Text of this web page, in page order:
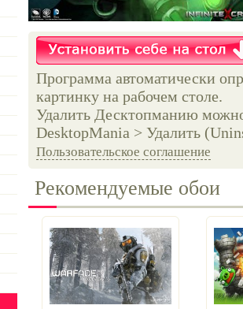
Программа автоматически
картинку на рабочем столе.
Удалить Десктопманию
DesktopMania > Удалить
Пользовательское соглашение
Рекомендуемые обои